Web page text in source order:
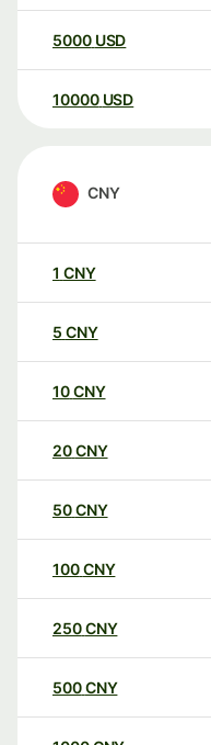
5000 USD
10000 USD
CNY
1 CNY
5 CNY
10CNY
20CNY
50CNY
100CNY
250CNY
500CNY